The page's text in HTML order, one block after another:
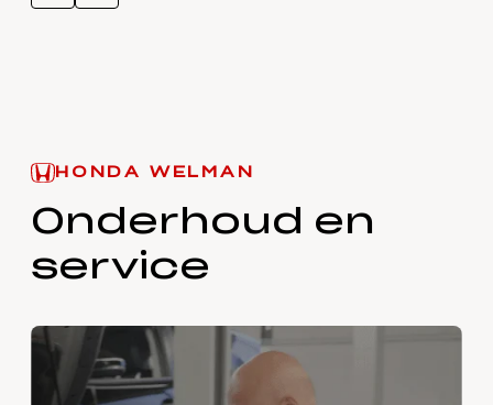
HONDA WELMAN
Onderhoud en
service